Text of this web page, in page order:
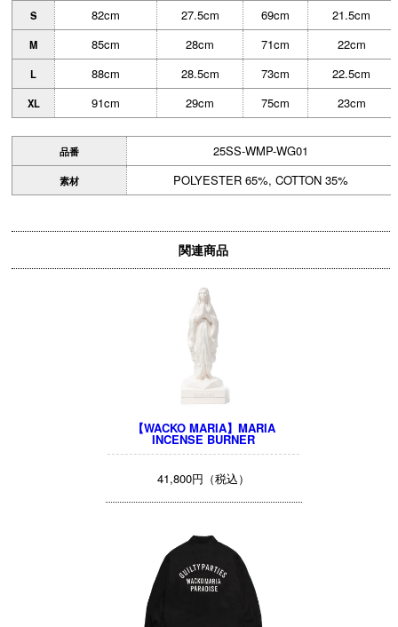
S 82cm 27.5cm 69cm 21.5cm
M 85cm 28cm 71cm 22cm
L 88cm 28.5cm 73cm 22.5cm
XL 91cm 29cm 75cm 23cm
品番 25SS-WMP-WG01
素材 POLYESTER 65%, COTTON 35%
関連商品
【WACKO MARIA】MARIA
INCENSE BURNER
41,800円（税込）